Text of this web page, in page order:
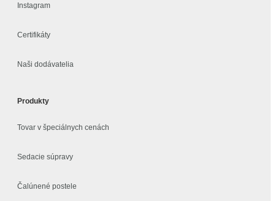
Instagram
Certifikáty
Naši dodávatelia
Produkty
Tovar v špeciálnych cenách
Sedacie súpravy
Čalúnené postele